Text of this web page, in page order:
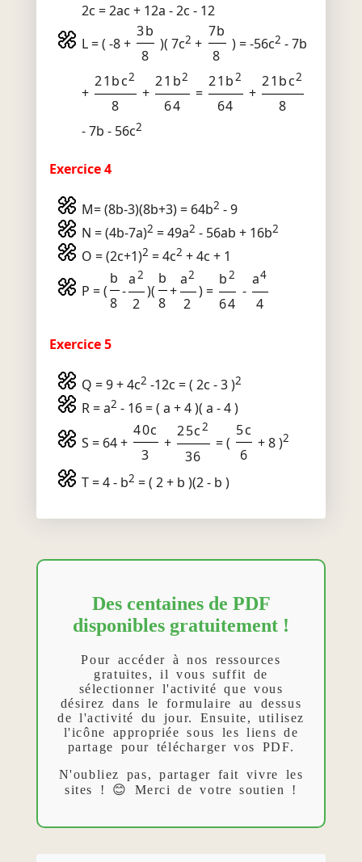
2c = 2ac + 12a - 2c - 12
L = ( -8 +
3b
8
)( 7c2 +
7b
8
) = -56c2 - 7b
+
21bc2
8
+
21b2
64
=
21b2
64
+
21bc2
8
- 7b - 56c2
Exercice 4
M= (8b-3)(8b+3) = 64b2 - 9
N = (4b-7a)2 = 49a2 - 56ab + 16b2
O = (2c+1)2 = 4c2 + 4c + 1
P = (
b
8
-
a2
2
)(
b
8
+
a2
2
) =
b2
64
-
a4
4
Exercice 5
Q = 9 + 4c2 -12c = ( 2c - 3 )2
R = a2 - 16 = ( a + 4 )( a - 4 )
S = 64 +
40c
3
+
25c2
36
= (
5c
6
+ 8 )2
T = 4 - b2 = ( 2 + b )(2 - b )
Des centaines de PDF
disponibles gratuitement !
Pour accéder à nos ressources
gratuites, il vous suffit de
sélectionner l'activité que vous
désirez dans le formulaire au dessus
de l'activité du jour. Ensuite, utilisez
l'icône appropriée sous les liens de
partage pour télécharger vos PDF.
N'oubliez pas, partager fait vivre les
sites ! 😊 Merci de votre soutien !